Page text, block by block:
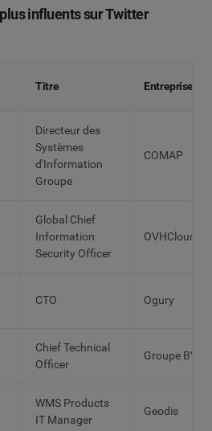
influents sur Twitter
Titre Entreprise
Directeur des
Systèmes
d'Information
Groupe
COMAP
Global Chief
Information
Security Officer
OVHCloud
CTO Ogury
Chief Technical
Officer
Groupe BVA
WMS Products
IT Manager
Geodis